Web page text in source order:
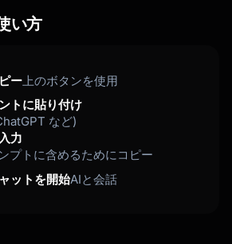
coaching. That voice that
are outdated.
is your inner critic saying
the critical thought that's
い方
ー 上のボタンを使用
トに貼り付け
など)
力
プトに含めるためにコピー
ットを開始AIと会話